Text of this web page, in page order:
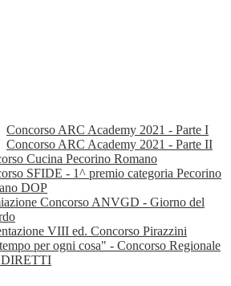
Concorso ARC Academy 2021 - Parte I
Concorso ARC Academy 2021 - Parte II
Cucina Pecorino Romano
SFIDE - 1^ premio categoria Pecorino
DOP
Concorso ANVGD - Giorno del
VIII ed. Concorso Pirazzini
per ogni cosa" - Concorso Regionale